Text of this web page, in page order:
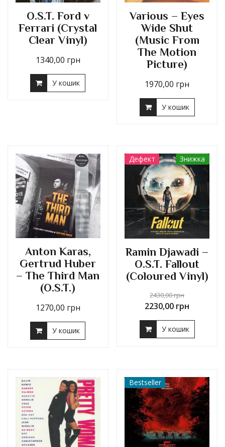
O.S.T. Ford v
Ferrari (Crystal
Clear Vinyl)
1340,00 грн
У кошик
Various – Eyes
Wide Shut
(Music From
The Motion
Picture)
1970,00 грн
У кошик
Anton Karas,
Gertrud Huber
– The Third Man
(O.S.T.)
1270,00 грн
У кошик
Дефект Знижка
Ramin Djawadi –
O.S.T. Fallout
(Coloured Vinyl)
2430,00грн
2230,00 грн
У кошик
Bestseller